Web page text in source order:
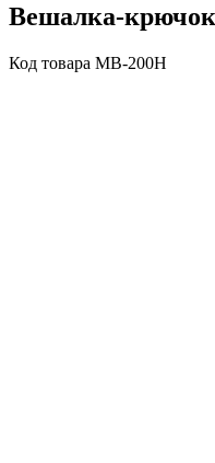
Вешалка-
Код товара MВ-200Н